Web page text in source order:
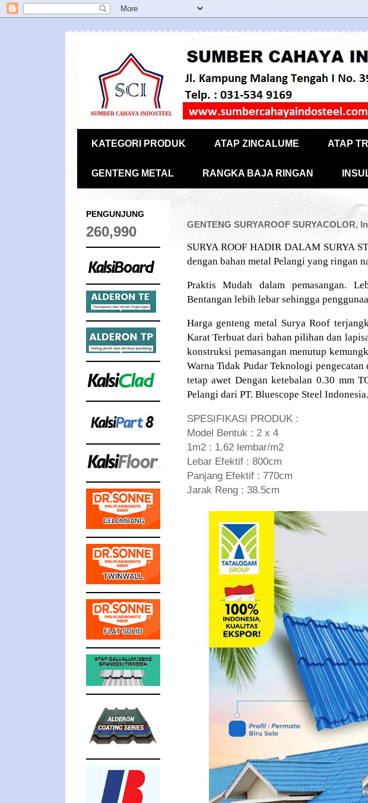
KATEGORI PRODUK ATAP ZINCALUME ATAP
GENTENG METAL RANGKA BAJA RINGAN
GENTENG SURYAROOF SURYACOLOR,
SURYA ROOF HADIR DALAM SURYA
dengan bahan metal Pelangi yang ringan
Praktis Mudah dalam pemasangan.
Bentangan lebih lebar sehingga
Harga genteng metal Surya Roof
Karat Terbuat dari bahan pilihan dan
konstruksi pemasangan menutup
Warna Tidak Pudar Teknologi
tetap awet Dengan ketebalan 0.30 mm
Pelangi dari PT. Bluescope Steel Indonesia.
SPESIFIKASI PRODUK :
Model Bentuk : 2 x 4
1m2 : 1.62 lembar/m2
Lebar Efektif : 800cm
Panjang Efektif : 770cm
Jarak Reng : 38.5cm
PENGUNJUNG
260,990